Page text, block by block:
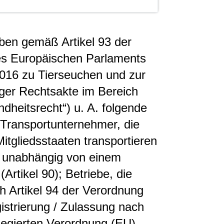
gemäß Artikel 93 der
Europäischen Parlaments
zu Tierseuchen und zur
Rechtsakte im Bereich
u. A. folgende
die
transportieren
von einem
90); Betriebe, die
Artikel 94 der Verordnung
/ Zulassung nach